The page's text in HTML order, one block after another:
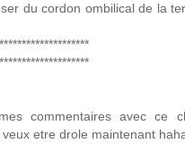
du cordon ombilical de la
commentaires avec ce
etre drole maintenant